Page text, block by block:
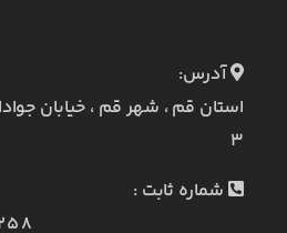
آدرس:
۳
شماره ثابت :